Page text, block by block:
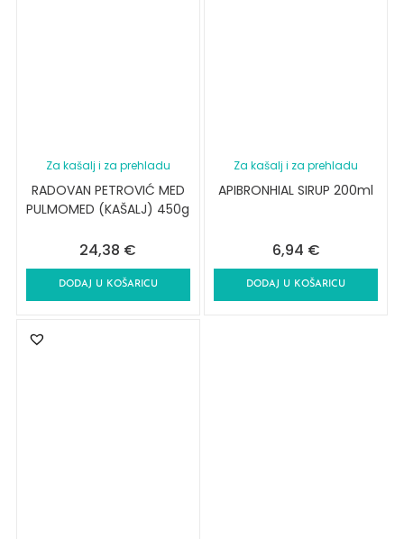
Za kašalj i za prehladu
RADOVAN PETROVIĆ MED
PULMOMED (KAŠALJ) 450g
24,38 €
DODAJ U KOŠARICU
Za kašalj i za prehladu
APIBRONHIAL SIRUP 200ml
6,94 €
DODAJ U KOŠARICU